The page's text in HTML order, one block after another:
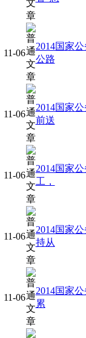
11-06
11-06
11-06
11-06
11-06
2014国家
公路
2014国家
前送
2014国家
工，
2014国家
持从
2014国家
累